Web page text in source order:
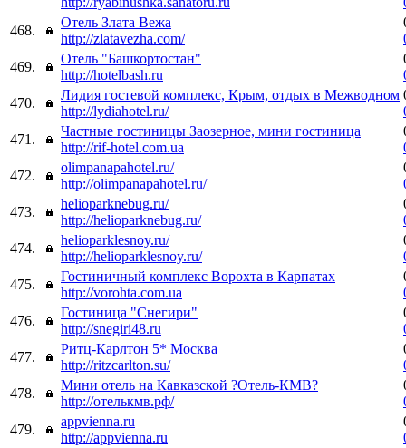
468.
Отель Злата Вежа
http://zlatavezha.com/
469.
Отель "Башкортостан"
http://hotelbash.ru
470.
Лидия гостевой комплекс, Крым, отдых в Межводном
http://lydiahotel.ru/
471.
Частные гостиницы Заозерное, мини гостиница
http://rif-hotel.com.ua
472.
olimpanapahotel.ru/
http://olimpanapahotel.ru/
473.
helioparknebug.ru/
http://helioparknebug.ru/
474.
helioparklesnoy.ru/
http://helioparklesnoy.ru/
475.
Гостиничный комплекс Ворохта в Карпатах
http://vorohta.com.ua
476.
Гостиница "Снегири"
http://snegiri48.ru
477.
Ритц-Карлтон 5* Москва
http://ritzcarlton.su/
478.
Мини отель на Кавказской ?Отель-КМВ?
http://отелькмв.рф/
479.
appvienna.ru
http://appvienna.ru